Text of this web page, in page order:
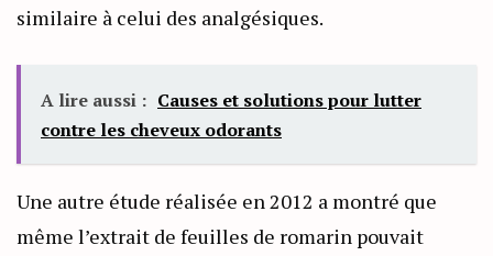
similaire à celui des analgésiques.
A lire aussi : Causes et solutions pour lutter
contre les cheveux odorants
Une autre étude réalisée en 2012 a montré que
même l’extrait de feuilles de romarin pouvait